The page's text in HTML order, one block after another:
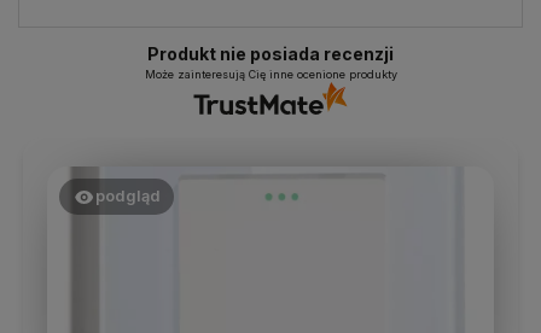
Produkt nie posiada recenzji
Może zainteresują Cię inne ocenione produkty
podgląd